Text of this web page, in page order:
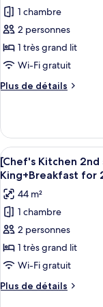
Deluxe
Double
BayTicket,4Pax(CI
DayOnly)
Bay
Forest
Tower
Business
Deluxe
Double
photos
pour
ce
type
chambre :
Accessible
King
1 chambre
2 personnes
1 très grand lit
Wi-Fi gratuit
Plus de détails
Plus
le
type
de
chambre
Forest
Tower
Accessible
King
Afficher
toutes
les
photos
pour
ce
type
de
chambre :
[Chef's
5
[Chef's Kitchen 2nd
King+Breakfast for
44 m²
1 chambre
2 personnes
1 très grand lit
Wi-Fi gratuit
Plus de détails
Plus